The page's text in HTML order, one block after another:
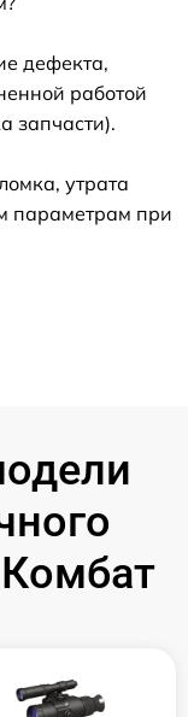
дефекта,
работой
запчасти).
утрата
параметрам при